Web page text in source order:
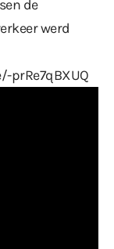
de
werd
prRe7qBXUQ